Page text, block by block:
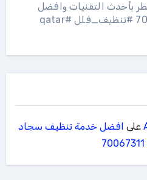
بأحدث التقنيات وافضل
الأسعار اتصل الآن 70067311 #تنظيف_فلل #qatar
على افضل خدمة تنظيف سجاد